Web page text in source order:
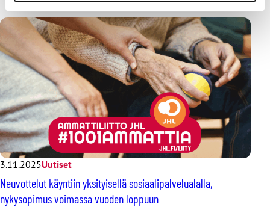
3.11.2025Uutiset
Neuvottelut käyntiin yksityisellä sosiaalipalvelualalla,
nykysopimus voimassa vuoden loppuun